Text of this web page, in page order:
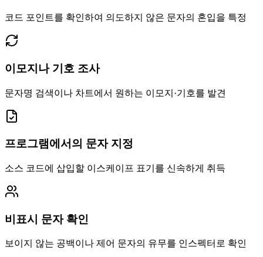
코드 포인트를 확인하여 의도하지 않은 문자의 혼입을 특정
이모지나 기호 조사
문자명 검색이나 차트에서 원하는 이모지·기호를 발견
프로그램에서의 문자 지정
소스 코드에 삽입할 이스케이프 표기를 신속하게 취득
비표시 문자 확인
보이지 않는 공백이나 제어 문자의 유무를 인스펙터로 확인